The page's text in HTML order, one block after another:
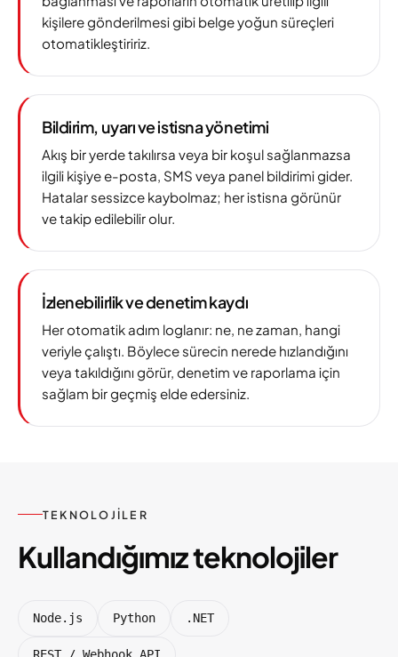
kişilere gönderilmesi gibi belge yoğun süreçleri
otomatikleştiririz.
Bildirim, uyarı ve istisna yönetimi
Akış bir yerde takılırsa veya bir koşul sağlanmazsa
ilgili kişiye e-posta, SMS veya panel bildirimi gider.
Hatalar sessizce kaybolmaz; her istisna görünür
ve takip edilebilir olur.
İzlenebilirlik ve denetim kaydı
Her otomatik adım loglanır: ne, ne zaman, hangi
veriyle çalıştı. Böylece sürecin nerede hızlandığını
veya takıldığını görür, denetim ve raporlama için
sağlam bir geçmiş elde edersiniz.
TEKNOLOJILER
Kullandığımız teknolojiler
Node.js Python .NET